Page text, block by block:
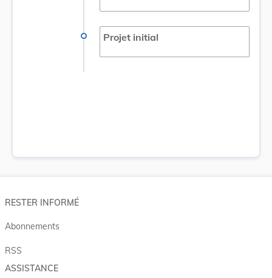
Projet initial
RESTER INFORMÉ
Abonnements
RSS
ASSISTANCE